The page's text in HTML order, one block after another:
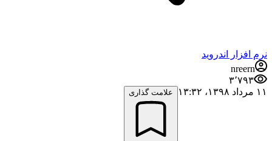
نرم افزار اندروید
nreern
۳٬۷۹۳
۱۱ مرداد ۱۳۹۸،‏ ۱۳:۳۲
علامت گذاری